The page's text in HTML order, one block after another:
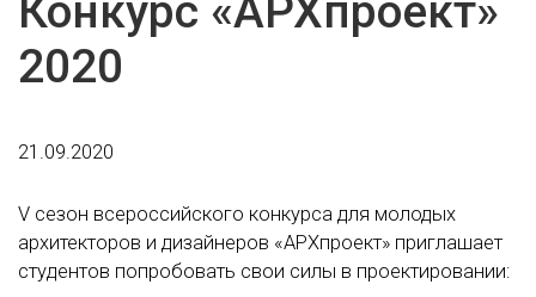
Конкурс «АРХпроект»
2020
21.09.2020
V сезон всероссийского конкурса для молодых
архитекторов и дизайнеров «АРХпроект» приглашает
студентов попробовать свои силы в проектировании: